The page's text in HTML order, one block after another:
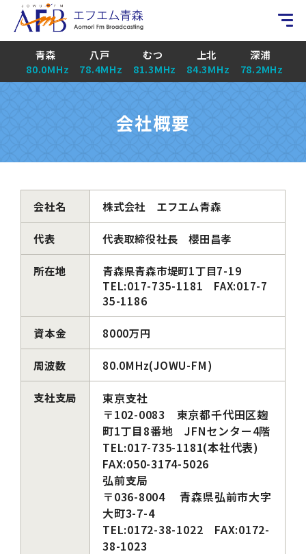
青森
80.0MHz
八戸
78.4MHz
むつ
81.3MHz
上北
84.3MHz
深浦
78.2MHz
会社概要
会社名 株式会社 エフエム青森
代表 代表取締役社長 櫻田昌孝
所在地
青森県青森市堤町1丁目7-19
TEL:017-735-1181 FAX:017-7
35-1186
資本金 8000万円
周波数 80.0MHz(JOWU-FM)
支社支局
東京支社
〒102-0083 東京都千代田区麹
町1丁目8番地 JFNセンター4階
TEL:017-735-1181(本社代表)
FAX:050-3174-5026
弘前支局
〒036-8004 青森県弘前市大字
大町3-7-4
TEL:0172-38-1022 FAX:0172-
38-1023